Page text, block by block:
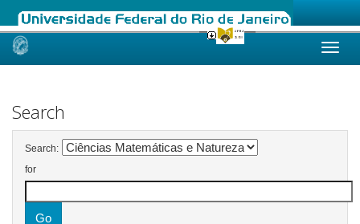
Skip
Search
Search:
for